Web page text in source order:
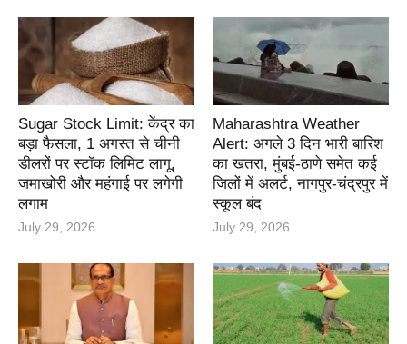
Sugar Stock Limit: केंद्र का
बड़ा फैसला, 1 अगस्त से चीनी
डीलरों पर स्टॉक लिमिट लागू,
जमाखोरी और महंगाई पर लगेगी
लगाम
July 29, 2026
Maharashtra Weather
Alert: अगले 3 दिन भारी बारिश
का खतरा, मुंबई-ठाणे समेत कई
जिलों में अलर्ट, नागपुर-चंद्रपुर में
स्कूल बंद
July 29, 2026